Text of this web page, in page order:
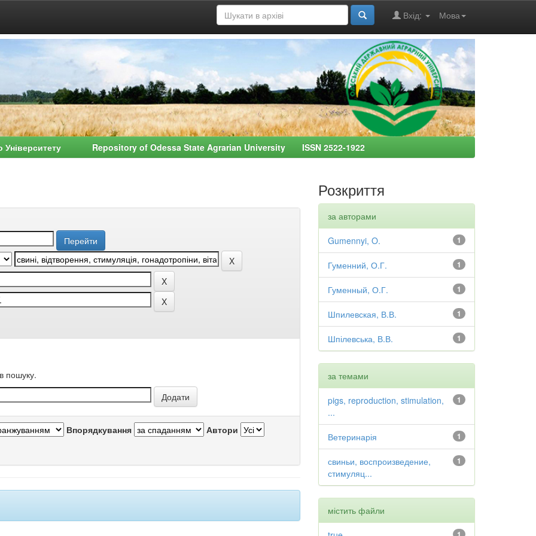
Мова
Вхід:
Університету Repository of Odessa State Agrarian University ISSN 2522-1922
пошуку.
Впорядкування Автори
Розкриття
за авторами
1
Gumennyi, O.
1
Гуменний, О.Г.
1
Гуменный, О.Г.
1
Шпилевская, В.В.
1
Шпілевська, В.В.
за темами
1
pigs, reproduction, stimulation,
...
1
Ветеринарія
1
свиньи, воспроизведение,
стимуляц...
містить файли